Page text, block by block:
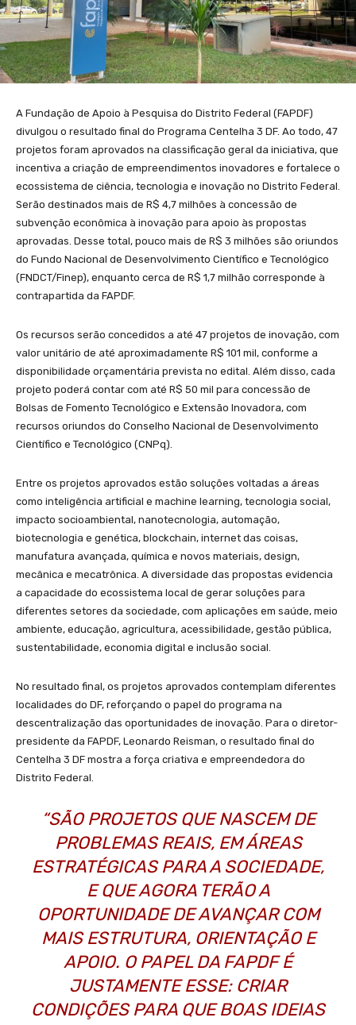
A Fundação de Apoio à Pesquisa do Distrito Federal (FAPDF)
divulgou o resultado final do Programa Centelha 3 DF. Ao todo, 47
projetos foram aprovados na classificação geral da iniciativa, que
incentiva a criação de empreendimentos inovadores e fortalece o
ecossistema de ciência, tecnologia e inovação no Distrito Federal.
Serão destinados mais de R$ 4,7 milhões à concessão de
subvenção econômica à inovação para apoio às propostas
aprovadas. Desse total, pouco mais de R$ 3 milhões são oriundos
do Fundo Nacional de Desenvolvimento Científico e Tecnológico
(FNDCT/Finep), enquanto cerca de R$ 1,7 milhão corresponde à
contrapartida da FAPDF.
Os recursos serão concedidos a até 47 projetos de inovação, com
valor unitário de até aproximadamente R$ 101 mil, conforme a
disponibilidade orçamentária prevista no edital. Além disso, cada
projeto poderá contar com até R$ 50 mil para concessão de
Bolsas de Fomento Tecnológico e Extensão Inovadora, com
recursos oriundos do Conselho Nacional de Desenvolvimento
Científico e Tecnológico (CNPq).
Entre os projetos aprovados estão soluções voltadas a áreas
como inteligência artificial e machine learning, tecnologia social,
impacto socioambiental, nanotecnologia, automação,
biotecnologia e genética, blockchain, internet das coisas,
manufatura avançada, química e novos materiais, design,
mecânica e mecatrônica. A diversidade das propostas evidencia
a capacidade do ecossistema local de gerar soluções para
diferentes setores da sociedade, com aplicações em saúde, meio
ambiente, educação, agricultura, acessibilidade, gestão pública,
sustentabilidade, economia digital e inclusão social.
No resultado final, os projetos aprovados contemplam diferentes
localidades do DF, reforçando o papel do programa na
descentralização das oportunidades de inovação. Para o diretor-
presidente da FAPDF, Leonardo Reisman, o resultado final do
Centelha 3 DF mostra a força criativa e empreendedora do
Distrito Federal.
“SÃO PROJETOS QUE NASCEM DE
PROBLEMAS REAIS, EM ÁREAS
ESTRATÉGICAS PARA A SOCIEDADE,
E QUE AGORA TERÃO A
OPORTUNIDADE DE AVANÇAR COM
MAIS ESTRUTURA, ORIENTAÇÃO E
APOIO. O PAPEL DA FAPDF É
JUSTAMENTE ESSE: CRIAR
CONDIÇÕES PARA QUE BOAS IDEIAS